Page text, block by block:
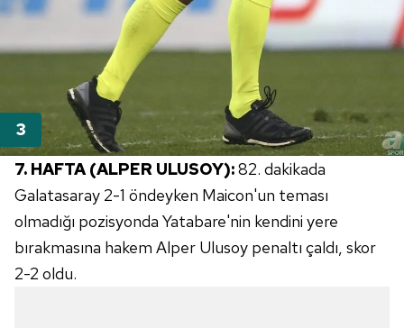
7. HAFTA (ALPER ULUSOY):82. dakikada
Galatasaray 2-1 öndeyken Maicon'un teması
olmadığı pozisyonda Yatabare'nin kendini yere
bırakmasına hakem Alper Ulusoy penaltı çaldı, skor
2-2 oldu.